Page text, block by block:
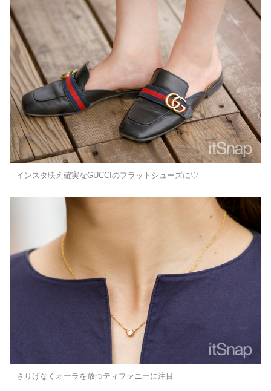
インスタ映え確実なGUCCIのフラットシューズに♡
さりげなくオーラを放つティファニーに注目